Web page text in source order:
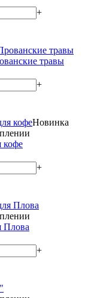
+
травы
+
Новинка
кофе
+
Плова
+